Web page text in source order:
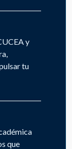
y
tu
que